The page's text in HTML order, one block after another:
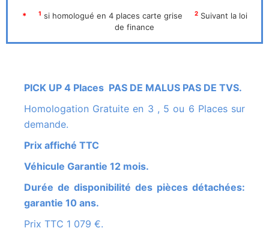
* 1 si homologué en 4 places carte grise 2 Suivant la loi
de finance
PICK UP 4 Places PAS DE MALUS PAS DE TVS.
Homologation Gratuite en 3 , 5 ou 6 Places sur
demande.
Prix affiché TTC
Véhicule Garantie 12 mois.
Durée de disponibilité des pièces détachées:
garantie 10 ans.
Prix TTC 1 079 €.